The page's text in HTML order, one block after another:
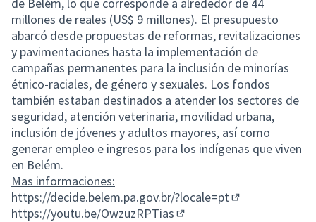
millones de reales (US$ 9 millones). El presupuesto
abarcó desde propuestas de reformas, revitalizaciones
y pavimentaciones hasta la implementación de
campañas permanentes para la inclusión de minorías
étnico-raciales, de género y sexuales. Los fondos
también estaban destinados a atender los sectores de
seguridad, atención veterinaria, movilidad urbana,
inclusión de jóvenes y adultos mayores, así como
generar empleo e ingresos para los indígenas que viven
en Belém.
Mas informaciones:
https://decide.belem.pa.gov.br/?locale=pt
https://youtu.be/OwzuzRPTias